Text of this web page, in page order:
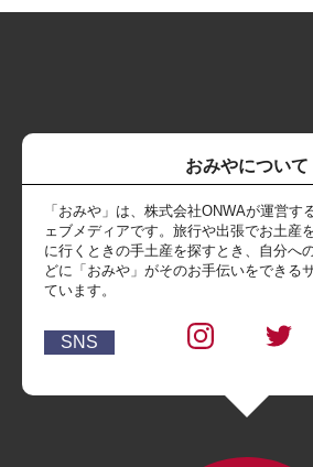
おみやについて
「おみや」は、株式会社ONWAが運営す
ェブメディアです。旅行や出張でお土産
に行くときの手土産を探すとき、自分へ
どに「おみや」がそのお手伝いをできる
ています。
SNS